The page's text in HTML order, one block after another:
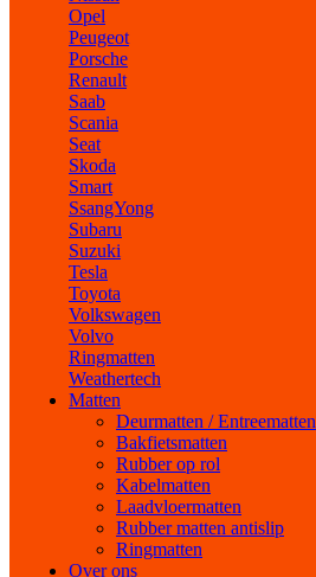
Opel
Peugeot
Porsche
Renault
Saab
Scania
Seat
Skoda
Smart
SsangYong
Subaru
Suzuki
Tesla
Toyota
Volkswagen
Volvo
Ringmatten
Weathertech
Matten
Deurmatten / Entreematten
Bakfietsmatten
Rubber op rol
Kabelmatten
Laadvloermatten
Rubber matten antislip
Ringmatten
Over ons